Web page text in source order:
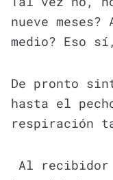
nueve meses?
medio? Eso
De pronto
hasta el
respiración
Al recibidor